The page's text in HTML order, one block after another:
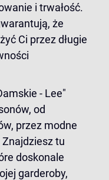
i trwałość.
że
Ci przez długie
- Lee"
od
przez modne
tu
doskonale
garderoby,